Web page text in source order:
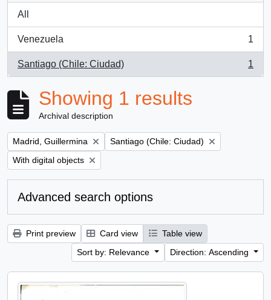
All
Venezuela
, 1 results
1
Santiago (Chile: Ciudad)
, 1 results
1
Showing 1 results
Archival description
Remove filter:
Madrid, Guillermina Remove filter:
Santiago (Chile: Ciudad)
Remove filter:
With digital objects
Advanced search options
Print preview Card view
Table view
Sort by: Relevance
Direction: Ascending